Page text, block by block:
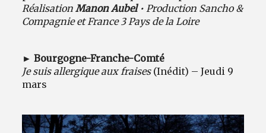
RéalisationManon Aubel• Production Sancho &
Compagnie et France 3 Pays de la Loire
► Bourgogne-Franche-Comté
Je suis allergique aux fraises(Inédit) – Jeudi 9
mars